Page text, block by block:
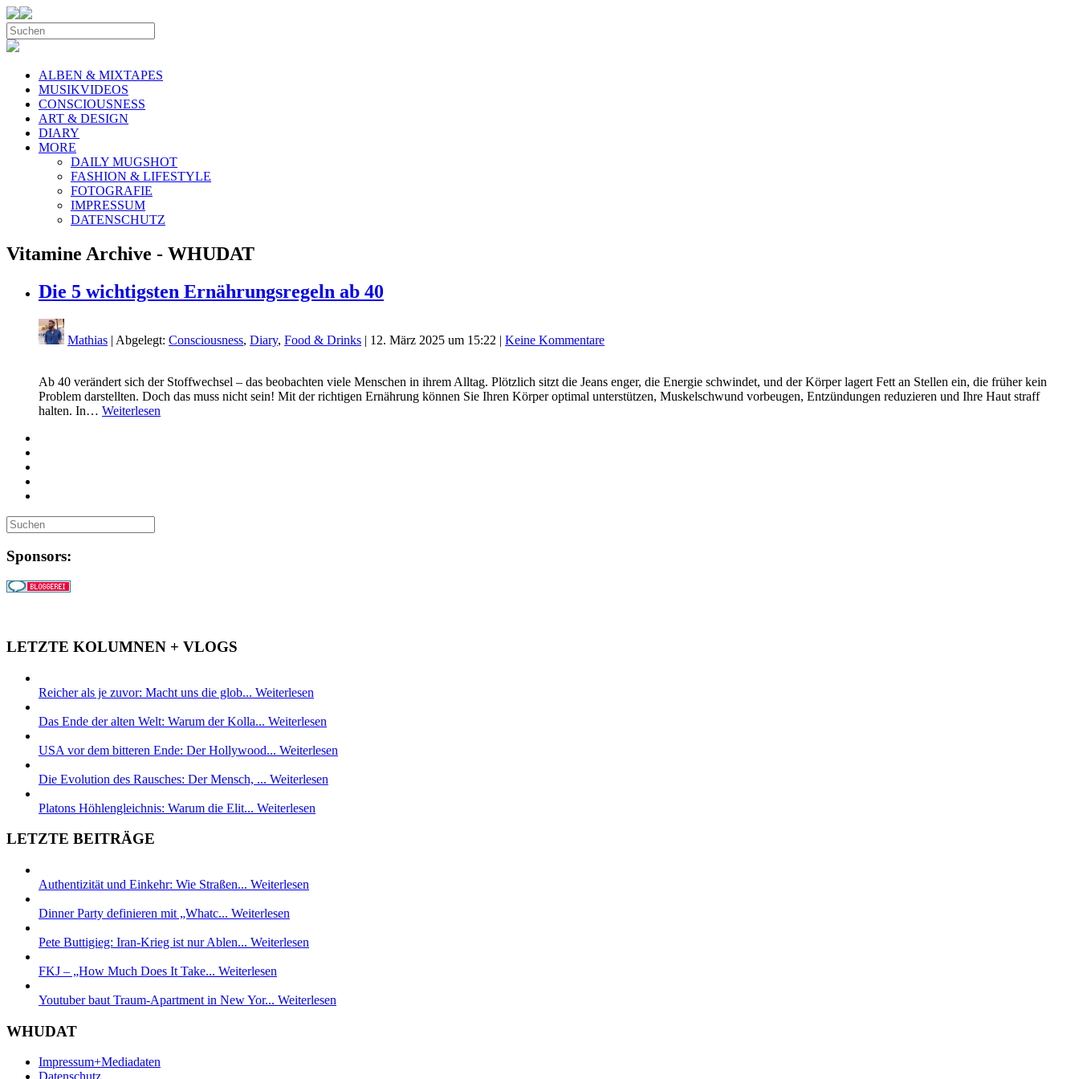
ALBEN & MIXTAPES
MUSIKVIDEOS
CONSCIOUSNESS
ART & DESIGN
DIARY
MORE
DAILY MUGSHOT
FASHION & LIFESTYLE
FOTOGRAFIE
IMPRESSUM
DATENSCHUTZ
Vitamine Archive - WHUDAT
Die 5 wichtigsten Ernährungsregeln ab 40
Mathias | Abgelegt: Consciousness, Diary, Food & Drinks | 12. März 2025 um 15:22 | Keine Kommentare
Ab 40 verändert sich der Stoffwechsel – das beobachten viele Menschen in ihrem Alltag. Plötzlich sitzt die Jeans enger, die Energie schwindet, und der Körper lagert Fett an Stellen ein, die früher kein
Problem darstellten. Doch das muss nicht sein! Mit der richtigen Ernährung können Sie Ihren Körper optimal unterstützen, Muskelschwund vorbeugen, Entzündungen reduzieren und Ihre Haut straff
halten. In… Weiterlesen
Sponsors:
LETZTE KOLUMNEN + VLOGS
Reicher als je zuvor: Macht uns die glob... Weiterlesen
Das Ende der alten Welt: Warum der Kolla... Weiterlesen
USA vor dem bitteren Ende: Der Hollywood... Weiterlesen
Die Evolution des Rausches: Der Mensch, ... Weiterlesen
Platons Höhlengleichnis: Warum die Elit... Weiterlesen
LETZTE BEITRÄGE
Authentizität und Einkehr: Wie Straßen... Weiterlesen
Dinner Party definieren mit „Whatc... Weiterlesen
Pete Buttigieg: Iran-Krieg ist nur Ablen... Weiterlesen
FKJ – „How Much Does It Take... Weiterlesen
Youtuber baut Traum-Apartment in New Yor... Weiterlesen
WHUDAT
Impressum+Mediadaten